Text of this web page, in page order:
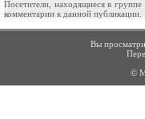
Посетители, находящиеся в группе
комментарии к данной публикации.
Вы
©